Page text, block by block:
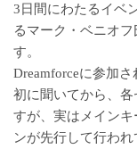
3日間にわたるイベ
るマーク・ベニオ
す。
Dreamforceに参加
初に聞いてから、
すが、実はメイン
ンが先行して行われ